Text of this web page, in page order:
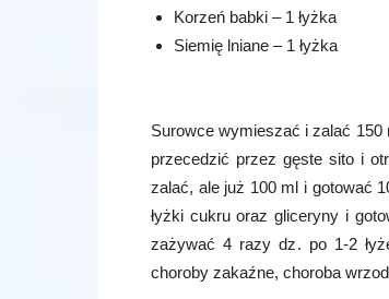
Korzeń babki – 1 łyżka
Siemię lniane – 1 łyżka
Surowce wymieszać i zalać 150
przecedzić przez gęste sito i
zalać, ale już 100 ml i gotować
łyżki cukru oraz gliceryny i
zażywać 4 razy dz. po 1-2
choroby zakaźne, choroba